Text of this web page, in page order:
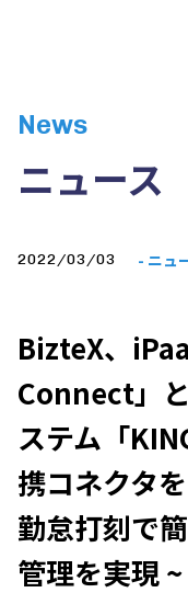
News
ニュース
2022/03/03 - ニュ
BizteX、
Connect」
ステム「
携コネクタ
勤怠打刻で
管理を実現 ~